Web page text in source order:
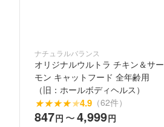
ナチュラルバランス
オリジナルウルトラ チキン＆サー
モン キャットフード 全年齢用
（旧：ホールボディヘルス）
★★★★★4.9 （62件）
847円 〜4,999円